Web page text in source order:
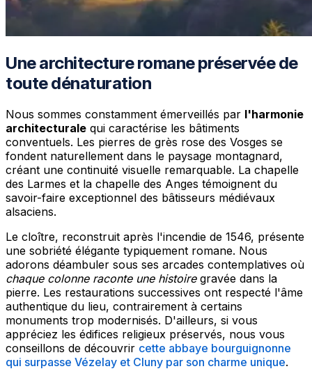
Une architecture romane préservée de
toute dénaturation
Nous sommes constamment émerveillés par l'harmonie
architecturale qui caractérise les bâtiments
conventuels. Les pierres de grès rose des Vosges se
fondent naturellement dans le paysage montagnard,
créant une continuité visuelle remarquable. La chapelle
des Larmes et la chapelle des Anges témoignent du
savoir-faire exceptionnel des bâtisseurs médiévaux
alsaciens.
Le cloître, reconstruit après l'incendie de 1546, présente
une sobriété élégante typiquement romane. Nous
adorons déambuler sous ses arcades contemplatives où
chaque colonne raconte une histoiregravée dans la
pierre. Les restaurations successives ont respecté l'âme
authentique du lieu, contrairement à certains
monuments trop modernisés. D'ailleurs, si vous
appréciez les édifices religieux préservés, nous vous
conseillons de découvrir cette abbaye bourguignonne
qui surpasse Vézelay et Cluny par son charme unique.